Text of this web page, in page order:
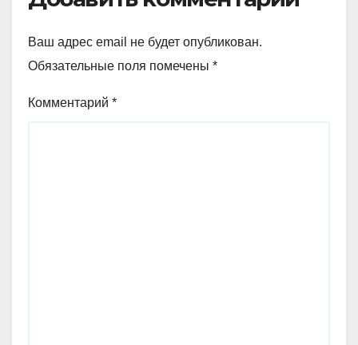
Ваш адрес email не будет опубликован.
Обязательные поля помечены *
Комментарий *